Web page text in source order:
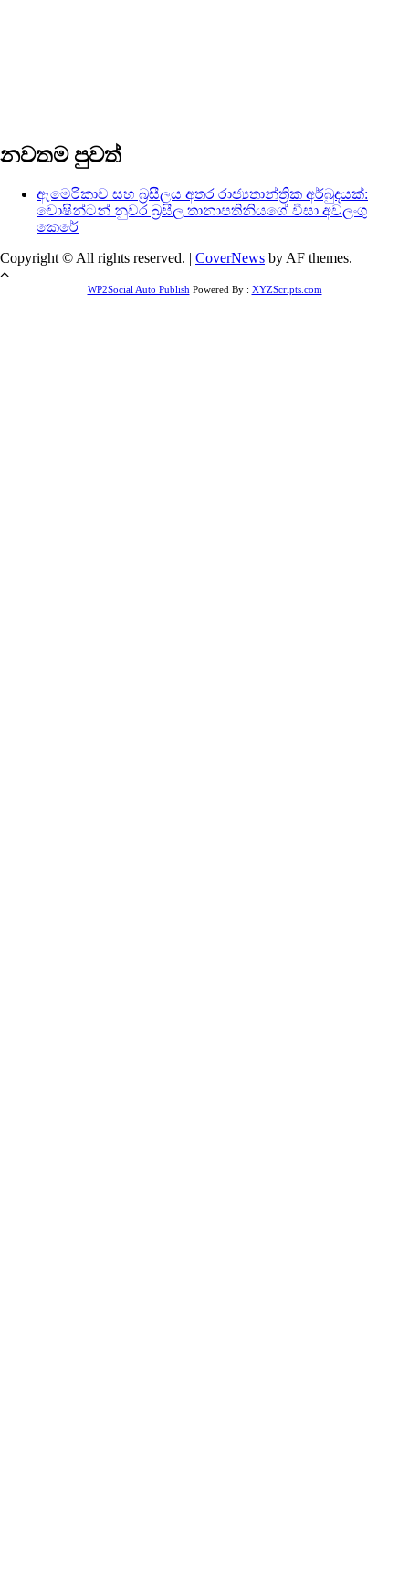
නවතම පුවත්
ඇමෙරිකාව සහ බ්‍රසීලය අතර රාජ්‍යතාන්ත්‍රික අර්බුදයක්:
වොෂින්ටන් නුවර බ්‍රසීල තානාපතිනියගේ වීසා අවලංගු
කෙරේ
Copyright © All rights reserved. | CoverNews by AF themes.
WP2Social Auto Publish Powered By : XYZScripts.com